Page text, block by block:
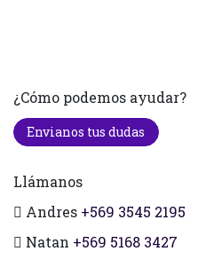
¿Cómo podemos ayudar?
Envianos tus dudas
Llámanos
Andres +569 3545 2195
Natan +569 5168 3427